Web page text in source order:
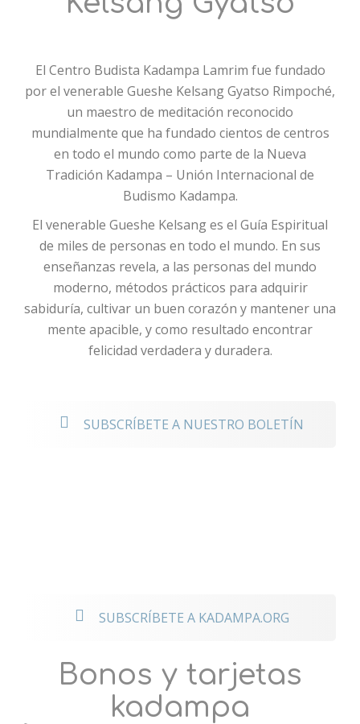
El Centro Budista Kadampa Lamrim fue fundado
por el venerable Gueshe Kelsang Gyatso Rimpoché,
un maestro de meditación reconocido
mundialmente que ha fundado cientos de centros
en todo el mundo como parte de la Nueva
Tradición Kadampa – Unión Internacional de
Budismo Kadampa.
El venerable Gueshe Kelsang es el Guía Espiritual
de miles de personas en todo el mundo. En sus
enseñanzas revela, a las personas del mundo
moderno, métodos prácticos para adquirir
sabiduría, cultivar un buen corazón y mantener una
mente apacible, y como resultado encontrar
felicidad verdadera y duradera.
SUBSCRÍBETE A NUESTRO BOLETÍN
SUBSCRÍBETE A KADAMPA.ORG
Bonos y tarjetas
kadampa